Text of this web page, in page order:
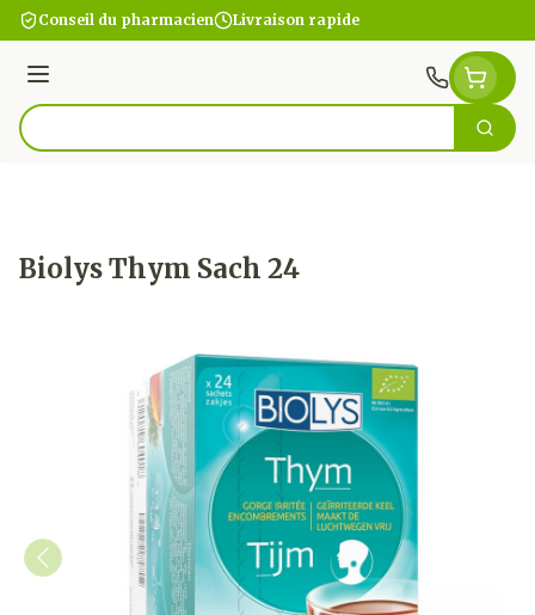
Aller au contenu
Conseil du pharmacien Livraison rapide
Menu
Rechercher
Biolys Thym Sach 24